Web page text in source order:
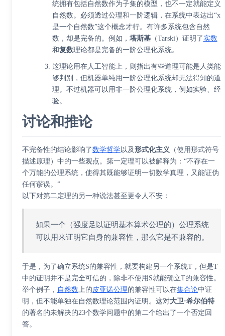
统拥有包括自然数作为子集的模型，也不一定就能定义
自然数。必须透过公理和一阶逻辑，在系统中表达出“x
是一个自然数”这个概念才行。有许多系统包含自然
数，却是完备的。例如， 塔斯基（Tarski）证明了 实数
和复数理论都是完备的一阶公理化系统。
这理论用在人工智能上，则指出有些道理可能是人类能
够判别，但机器单纯用一阶公理化系统却无法得知的道
理。不过机器可以用非一阶公理化系统，例如实验、经
验。
讨论和推论
不完备性的结论影响了数学哲学以及形式化主义
（使用形式符号
描述原理）中的一些观点。第一定理可以被解释为：“不存在一
个万能的公理系统，使得其既能够证明一切数学真理，又能证伪
任何谬误。”
以下对第二定理的另一种说法甚至更令人不安：
如果一个（强度足以证明基本算术公理的）公理系统
可以用来证明它自身的兼容性，那么它是不兼容的。
于是，为了确立系统S的兼容性，就要构建另一个系统T，但是T
中的证明并不是完全可信的，除非不使用S就能确立T的兼容性。
举个例子， 自然数 上的 皮亚诺公理的兼容性可以在集合论中证
明，但不能单独在自然数理论范围内证明。这对大卫·希尔伯特
的著名的未解决的23个数学问题中的第二个给出了一个否定回
答。